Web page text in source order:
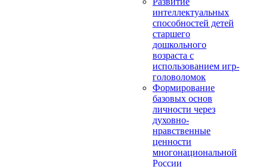
интеллектуальных
способностей детей
старшего
дошкольного
возраста с
использованием игр-
головоломок
Формирование
базовых основ
личности через
духовно-
нравственные
ценности
многонациональной
России